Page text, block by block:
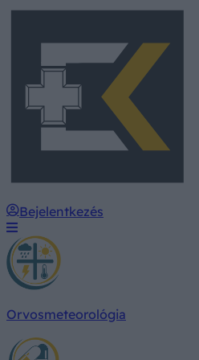
Bejelentkezés
Orvosmeteorológia